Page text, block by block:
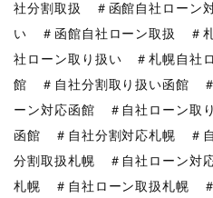
社分割取扱 ＃函館自社ローン
い ＃函館自社ローン取扱 ＃
社ローン取り扱い ＃札幌自社
館 ＃自社分割取り扱い函館
ーン対応函館 ＃自社ローン取
函館 ＃自社分割対応札幌 ＃
分割取扱札幌 ＃自社ローン対
札幌 ＃自社ローン取扱札幌